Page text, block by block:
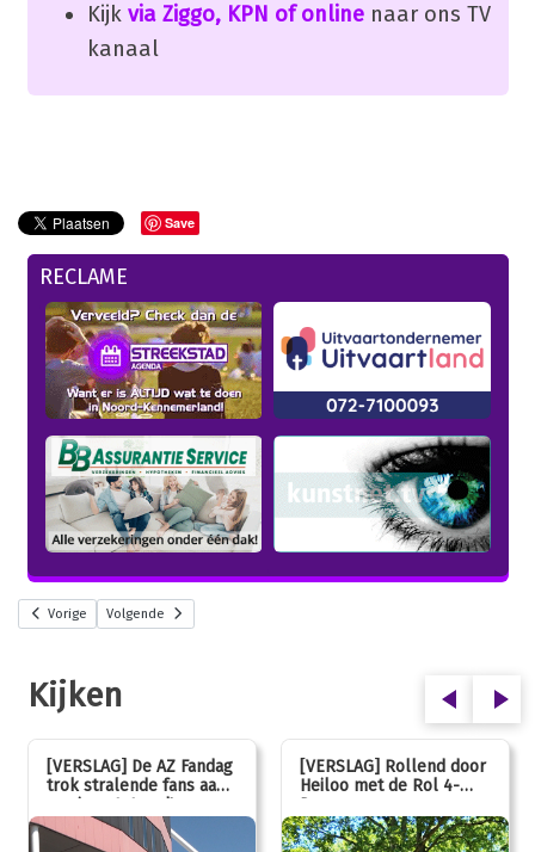
Kijk via Ziggo, KPN of onlinenaar ons TV
kanaal
Save
RECLAME
Vorige Volgende
Kijken
[VERSLAG] De AZ Fandag
trok stralende fans aan,
van jong tot oud!
[VERSLAG] Rollend door
Heiloo met de Rol 4-
Daagse